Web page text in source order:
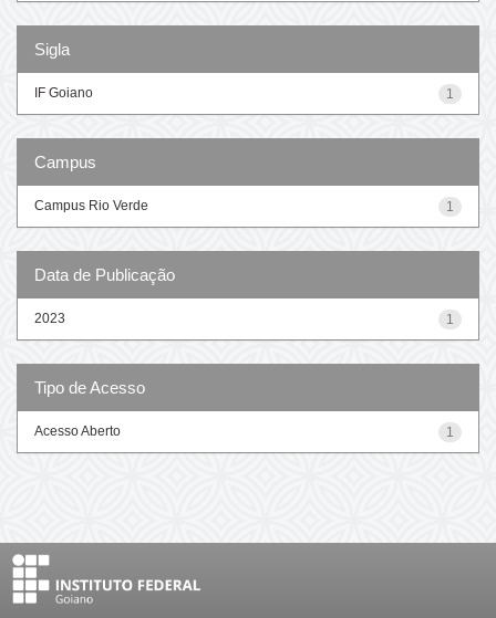
Sigla
1
IF Goiano
Campus
1
Campus Rio Verde
Data de Publicação
1
2023
Tipo de Acesso
1
Acesso Aberto